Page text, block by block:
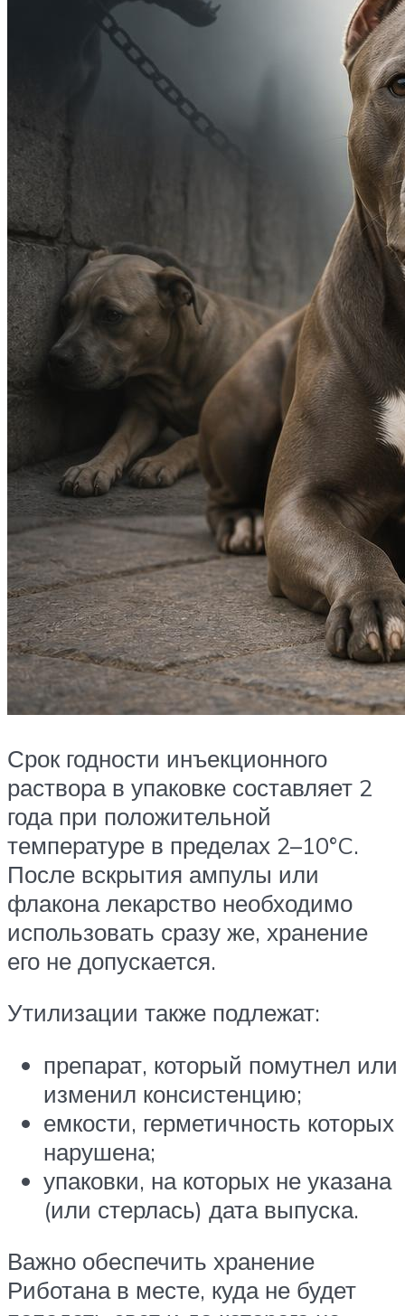
Срок годности инъекционного
раствора в упаковке составляет 2
года при положительной
температуре в пределах 2–10°C.
После вскрытия ампулы или
флакона лекарство необходимо
использовать сразу же, хранение
его не допускается.
Утилизации также подлежат:
препарат, который помутнел или
изменил консистенцию;
емкости, герметичность которых
нарушена;
упаковки, на которых не указана
(или стерлась) дата выпуска.
Важно обеспечить хранение
Риботана в месте, куда не будет